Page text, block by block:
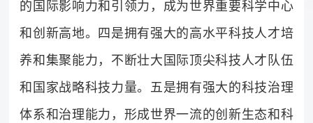
的国际影响力和引领力，成为世界重要科学中心
和创新高地。四是拥有强大的高水平科技人才培
养和集聚能力，不断壮大国际顶尖科技人才队伍
和国家战略科技力量。五是拥有强大的科技治理
体系和治理能力，形成世界一流的创新生态和科